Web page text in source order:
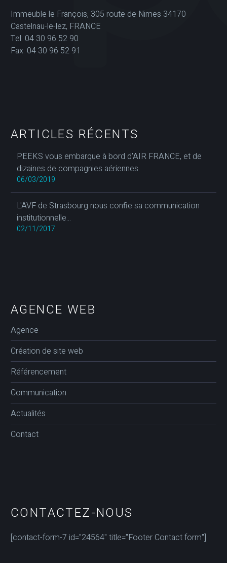
Immeuble le François, 305 route de Nimes 34170
Castelnau-le-lez, FRANCE
Tel: 04 30 96 52 90
Fax: 04 30 96 52 91
ARTICLES RÉCENTS
PEEKS vous embarque à bord d'AIR FRANCE, et de
dizaines de compagnies aériennes
06/03/2019
L'AVF de Strasbourg nous confie sa communication
institutionnelle...
02/11/2017
AGENCE WEB
Agence
Création de site web
Référencement
Communication
Actualités
Contact
CONTACTEZ-NOUS
[contact-form-7 id="24564" title="Footer Contact form"]